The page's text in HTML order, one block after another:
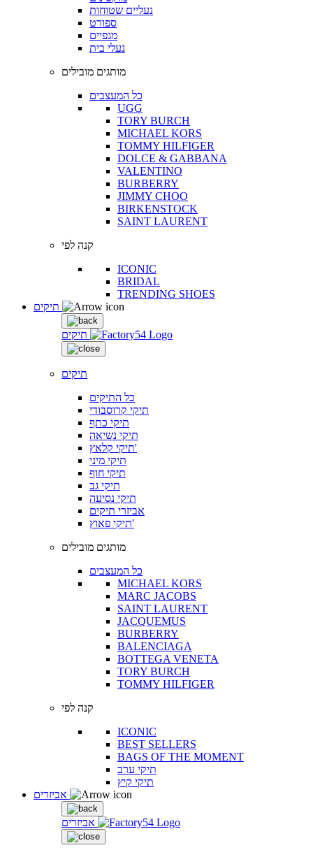
נעליים שטוחות
ספורט
מגפיים
נעלי בית
מותגים מובילים
כל המעצבים
UGG
TORY BURCH
MICHAEL KORS
TOMMY HILFIGER
DOLCE & GABBANA
VALENTINO
BURBERRY
JIMMY CHOO
BIRKENSTOCK
SAINT LAURENT
קנה לפי
ICONIC
BRIDAL
TRENDING SHOES
תיקים
תיקים
כל התיקים
תיקי קרוסבודי
תיקי כתף
תיקי נשיאה
תיקי קלאץ'
תיקי מיני
תיקי חוף
תיקי גב
תיקי נסיעה
אביזרי תיקים
תיקי פאוץ'
מותגים מובילים
כל המעצבים
MICHAEL KORS
MARC JACOBS
SAINT LAURENT
JACQUEMUS
BURBERRY
BALENCIAGA
BOTTEGA VENETA
TORY BURCH
TOMMY HILFIGER
קנה לפי
ICONIC
BEST SELLERS
BAGS OF THE MOMENT
תיקי ערב
תיקי קיץ
אביזרים